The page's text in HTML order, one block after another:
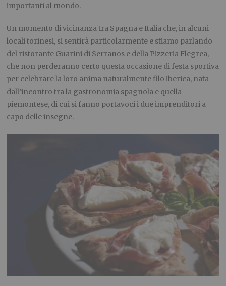
importanti al mondo.
Un momento di vicinanza tra Spagna e Italia che, in alcuni
locali torinesi, si sentirà particolarmente e stiamo parlando
del ristorante Guarini di Serranos e della Pizzeria Flegrea,
che non perderanno certo questa occasione di festa sportiva
per celebrare la loro anima naturalmente filo iberica, nata
dall’incontro tra la gastronomia spagnola e quella
piemontese, di cui si fanno portavoci i due imprenditori a
capo delle insegne.